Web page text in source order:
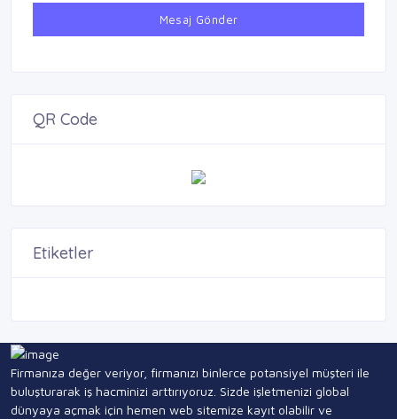
Mesaj Gönder
QR Code
Etiketler
Firmanıza değer veriyor, firmanızı binlerce potansiyel müşteri ile
buluşturarak iş hacminizi arttırıyoruz. Sizde işletmenizi global
dünyaya açmak için hemen web sitemize kayıt olabilir ve